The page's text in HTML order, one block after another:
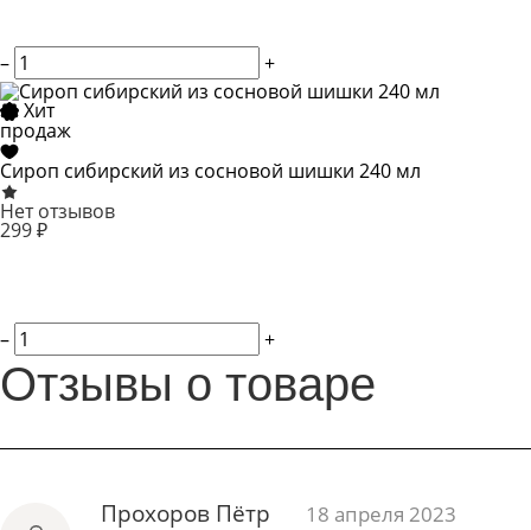
–
+
Хит
продаж
Сироп сибирский из сосновой шишки 240 мл
Нет отзывов
299 ₽
– +
Отзывы о товаре
Прохоров Пётр
18 апреля 2023